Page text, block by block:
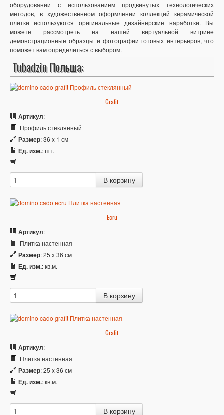
оборудовании с использованием продвинутых технологических
методов, в художественном оформлении коллекций керамической
плитки используются оригинальные дизайнерские наработки. Вы
можете рассмотреть на нашей виртуальной витрине
демонстрационные образцы и фотографии готовых интерьеров, что
поможет вам определиться с выбором.
Tubadzin Польша:
Grafit
Артикул:
Профиль стеклянный
Размер: 36 x 1 см
Ед. изм.: шт.
Ecru
Артикул:
Плитка настенная
Размер: 25 x 36 см
Ед. изм.: кв.м.
Grafit
Артикул:
Плитка настенная
Размер: 25 x 36 см
Ед. изм.: кв.м.